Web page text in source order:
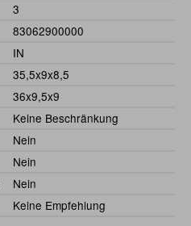
3
83062900000
IN
35,5x9x8,5
36x9,5x9
Keine Beschränkung
Nein
Nein
Nein
Keine Empfehlung